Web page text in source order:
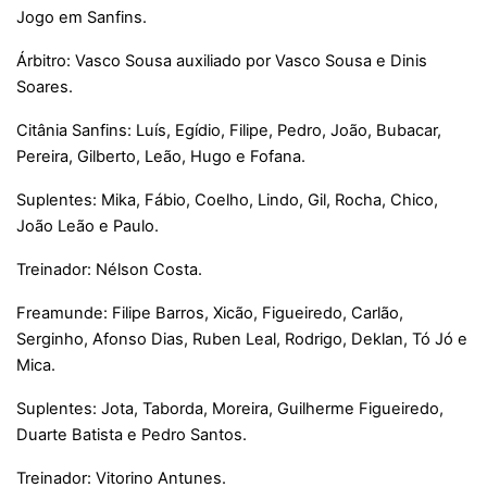
Jogo em Sanfins.
Árbitro: Vasco Sousa auxiliado por Vasco Sousa e Dinis
Soares.
Citânia Sanfins: Luís, Egídio, Filipe, Pedro, João, Bubacar,
Pereira, Gilberto, Leão, Hugo e Fofana.
Suplentes: Mika, Fábio, Coelho, Lindo, Gil, Rocha, Chico,
João Leão e Paulo.
Treinador: Nélson Costa.
Freamunde: Filipe Barros, Xicão, Figueiredo, Carlão,
Serginho, Afonso Dias, Ruben Leal, Rodrigo, Deklan, Tó Jó e
Mica.
Suplentes: Jota, Taborda, Moreira, Guilherme Figueiredo,
Duarte Batista e Pedro Santos.
Treinador: Vitorino Antunes.